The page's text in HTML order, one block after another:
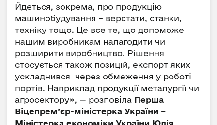
Йдеться, зокрема, про продукцію
машинобудування – верстати, станки,
техніку тощо. Це все те, що допоможе
нашим виробникам налагодити чи
розширити виробництво. Рішення
стосується також позицій, експорт яких
ускладнився через обмеження у роботі
портів. Наприклад продукції металургії чи
агросектору», — розповіла Перша
Віцепрем’єр-міністерка України –
Міністерка економіки України Юлія